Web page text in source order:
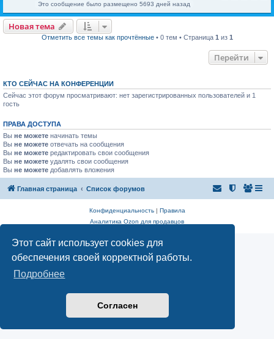
Этот сайт использует cookies для
обеспечения своей корректной работы.
Подробнее
Согласен
Это сообщение было размещено 5693 дней назад
Новая тема
Отметить все темы как прочтённые• 0 тем • Страница 1 из 1
Перейти
КТО СЕЙЧАС НА КОНФЕРЕНЦИИ
Сейчас этот форум просматривают: нет зарегистрированных пользователей и 1
гость
ПРАВА ДОСТУПА
Вы не можете начинать темы
Вы не можете отвечать на сообщения
Вы не можете редактировать свои сообщения
Вы не можете удалять свои сообщения
Вы не можете добавлять вложения
Главная страница Список форумов
Конфиденциальность| Правила
Аналитика Ozon для продавцов